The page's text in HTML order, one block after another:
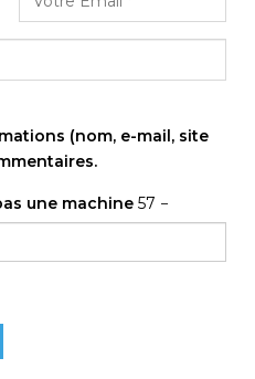
(nom, e-mail, site
une machine 57 −